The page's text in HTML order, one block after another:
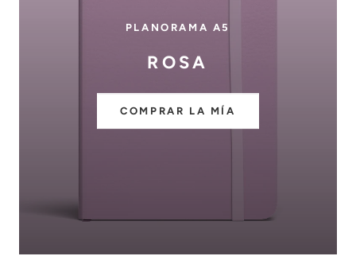
PLANORAMA A5
ROSA
COMPRAR LA MÍA